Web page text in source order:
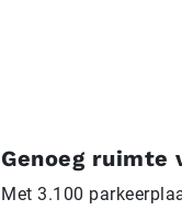
Genoeg ruimte
Met 3.100